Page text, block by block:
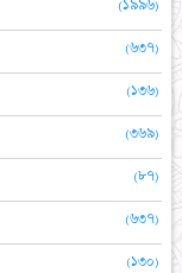
(১৯৯৬)
(৬৩৭)
(১৩৬)
(৩৬৯)
(৮৭)
(৬৩৭)
(১৩০)